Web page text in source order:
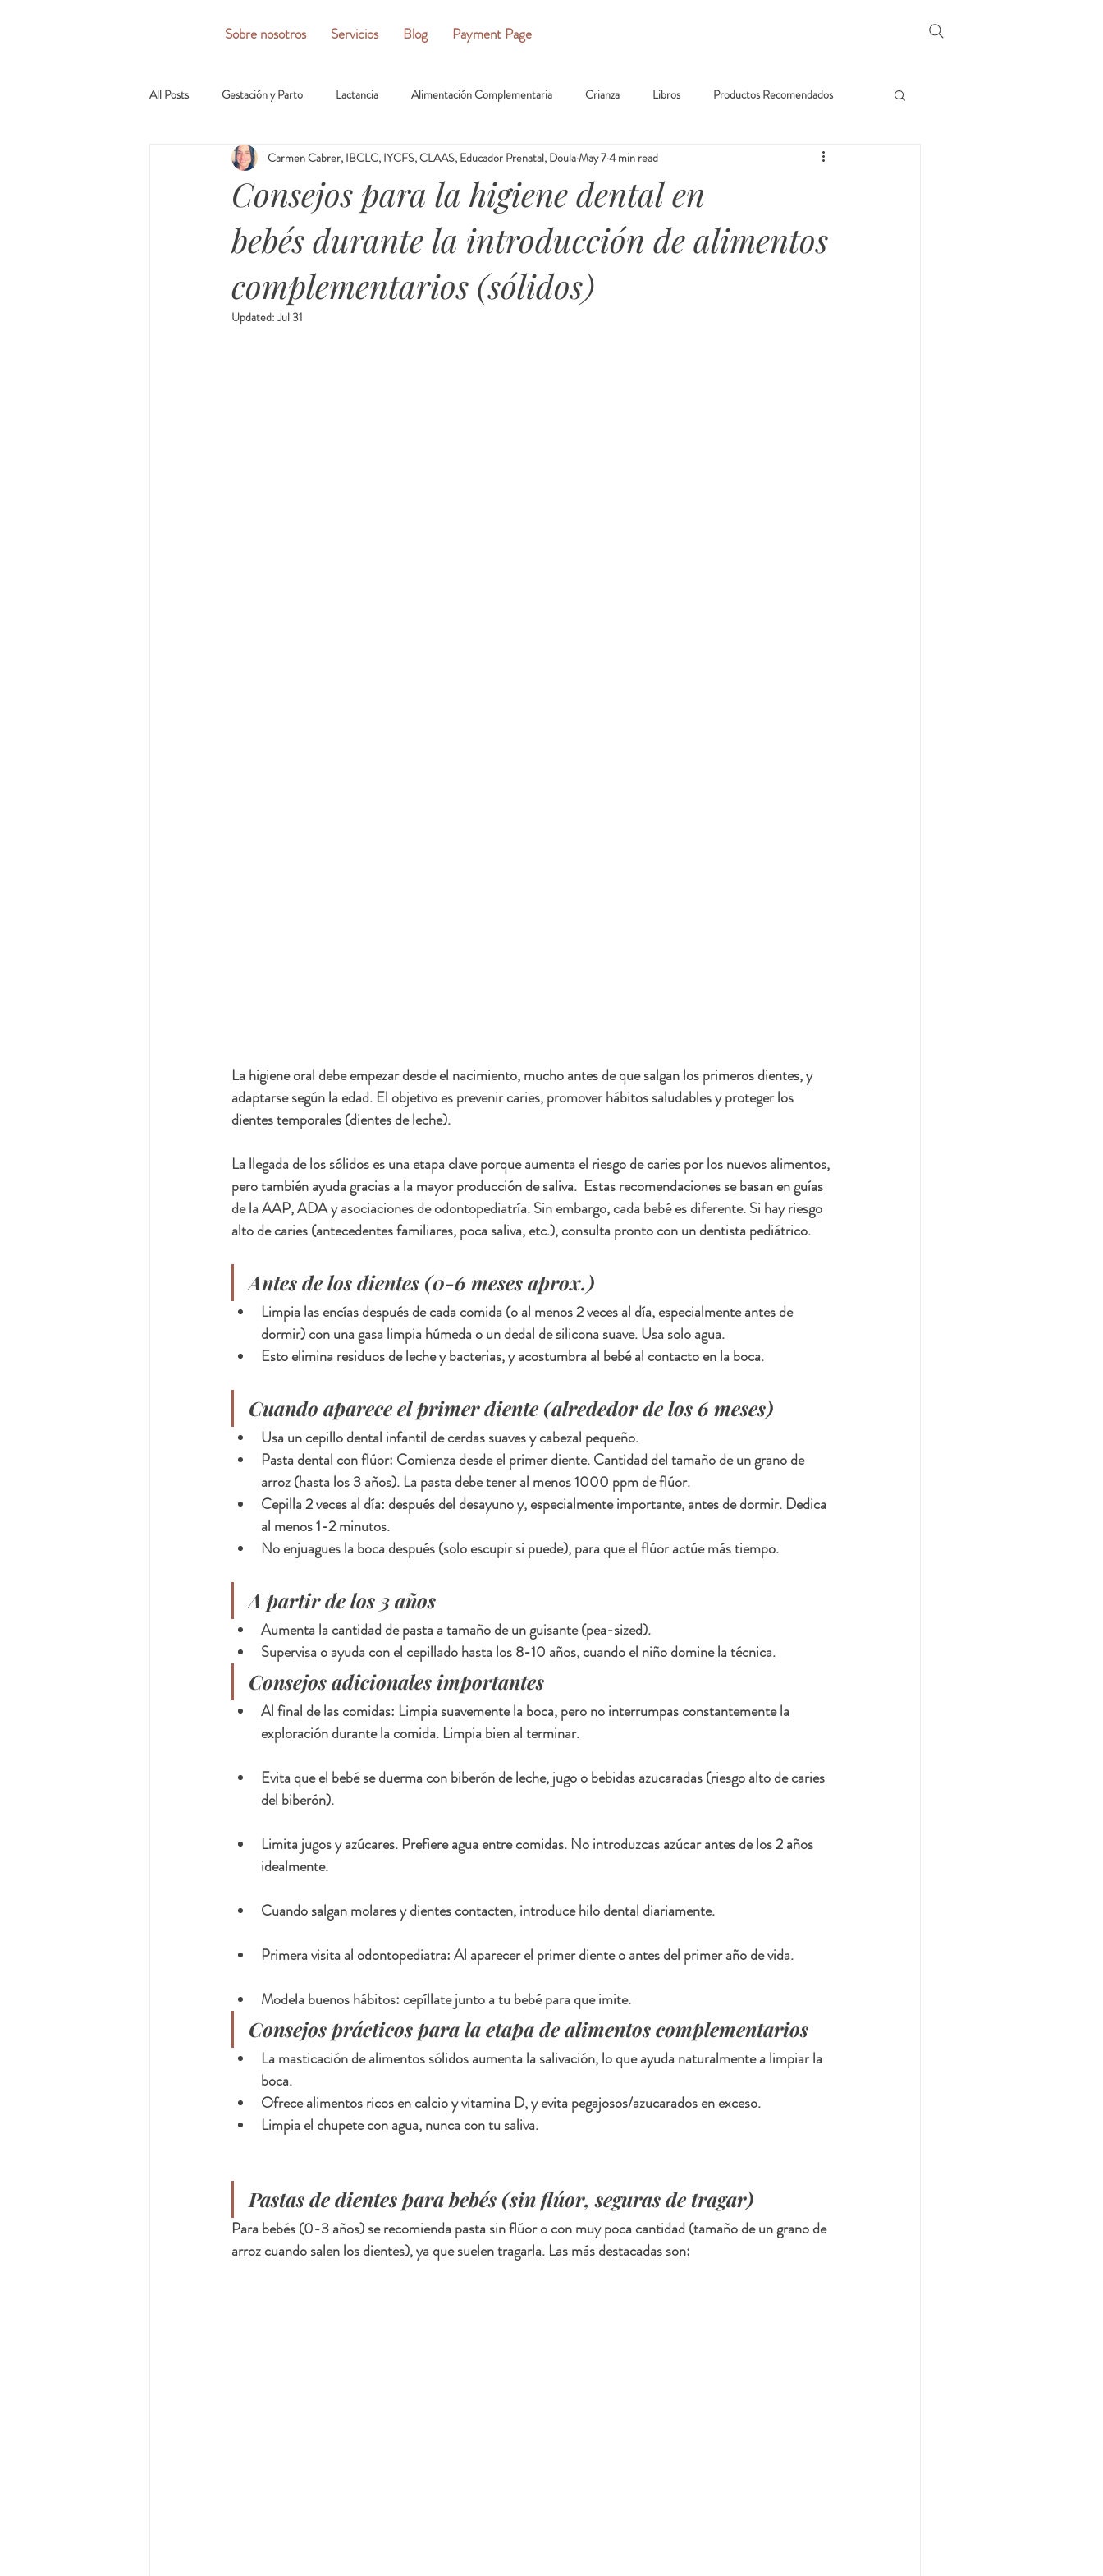
Sobre nosotros Servicios Blog Payment Page
All Posts Gestación y Parto Lactancia Alimentación Complementaria Crianza Libros Productos Recomendados
Consejos para la higiene dental en
bebés durante la introducción de alimentos
complementarios (sólidos)
Carmen Cabrer, IBCLC, IYCFS, CLAAS, Educador Prenatal, DoulaMay 74 min read
Updated:Jul 31
La higiene oral debe empezar desde el nacimiento, mucho antes de que salgan los primeros dientes, y
adaptarse según la edad. El objetivo es prevenir caries, promover hábitos saludables y proteger los
dientes temporales (dientes de leche).
La llegada de los sólidos es una etapa clave porque aumenta el riesgo de caries por los nuevos alimentos,
pero también ayuda gracias a la mayor producción de saliva.  Estas recomendaciones se basan en guías
de la AAP, ADA y asociaciones de odontopediatría. Sin embargo, cada bebé es diferente. Si hay riesgo
alto de caries (antecedentes familiares, poca saliva, etc.), consulta pronto con un dentista pediátrico.
Antes de los dientes (0-6 meses aprox.)
Limpia las encías después de cada comida (o al menos 2 veces al día, especialmente antes de
dormir) con una gasa limpia húmeda o un dedal de silicona suave. Usa solo agua.
Esto elimina residuos de leche y bacterias, y acostumbra al bebé al contacto en la boca.
Cuando aparece el primer diente (alrededor de los 6 meses)
Usa un cepillo dental infantil de cerdas suaves y cabezal pequeño.
Pasta dental con flúor: Comienza desde el primer diente. Cantidad del tamaño de un grano de
arroz (hasta los 3 años). La pasta debe tener al menos 1000 ppm de flúor.
Cepilla 2 veces al día: después del desayuno y, especialmente importante, antes de dormir. Dedica
al menos 1-2 minutos.
No enjuagues la boca después (solo escupir si puede), para que el flúor actúe más tiempo.
A partir de los 3 años
Aumenta la cantidad de pasta a tamaño de un guisante (pea-sized).
Supervisa o ayuda con el cepillado hasta los 8-10 años, cuando el niño domine la técnica.
Consejos adicionales importantes
Al final de las comidas: Limpia suavemente la boca, pero no interrumpas constantemente la
exploración durante la comida. Limpia bien al terminar.
Evita que el bebé se duerma con biberón de leche, jugo o bebidas azucaradas (riesgo alto de caries
del biberón).
Limita jugos y azúcares. Prefiere agua entre comidas. No introduzcas azúcar antes de los 2 años
idealmente.
Cuando salgan molares y dientes contacten, introduce hilo dental diariamente.
Primera visita al odontopediatra: Al aparecer el primer diente o antes del primer año de vida.
Modela buenos hábitos: cepíllate junto a tu bebé para que imite.
Consejos prácticos para la etapa de alimentos complementarios
La masticación de alimentos sólidos aumenta la salivación, lo que ayuda naturalmente a limpiar la
boca.
Ofrece alimentos ricos en calcio y vitamina D, y evita pegajosos/azucarados en exceso.
Limpia el chupete con agua, nunca con tu saliva.
Pastas de dientes para bebés (sin flúor, seguras de tragar)
Para bebés (0-3 años) se recomienda pasta sin flúor o con muy poca cantidad (tamaño de un grano de
arroz cuando salen los dientes), ya que suelen tragarla. Las más destacadas son: